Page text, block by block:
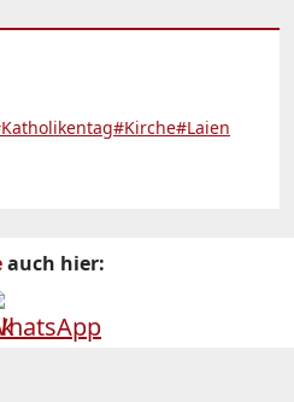
#Kirche#Laien
auch hier: